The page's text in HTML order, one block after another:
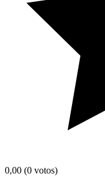
0,00 (0 votos)